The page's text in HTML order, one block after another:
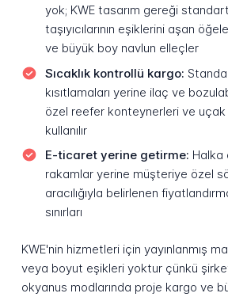
yok; KWE tasarım gereği
taşıyıcılarının eşiklerini aşan
ve büyük boy navlun elleçler
Sıcaklık kontrollü kargo:
kısıtlamaları yerine ilaç ve
özel reefer konteynerleri ve uçak
kullanılır
E-ticaret yerine getirme: Halka
rakamlar yerine müşteriye özel
aracılığıyla belirlenen
sınırları
KWE'nin hizmetleri için yayınlanmış
veya boyut eşikleri yoktur çünkü
okyanus modlarında proje kargo ve